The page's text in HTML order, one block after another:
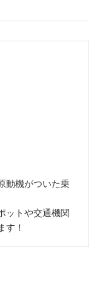
動機がついた乗
ットや交通機関
す！